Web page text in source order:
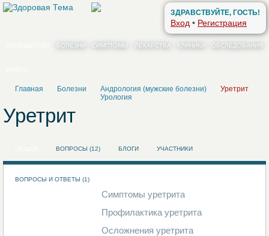
ЗДРАВСТВУЙТЕ, ГОСТЬ!
Вход • Регистрация
БОЛЕЗНИ СИМПТОМЫ ЛЕКАРСТВА КЛИНИКИ ОБСЛЕДОВАНИЯ
Главная Болезни
Андрология (мужские болезни)
Урология
Уретрит
Уретрит
ВОПРОСЫ (12) БЛОГИ УЧАСТНИКИ
ВОПРОСЫ И ОТВЕТЫ (1)
Симптомы уретрита
Профилактика уретрита
Осложнения уретрита